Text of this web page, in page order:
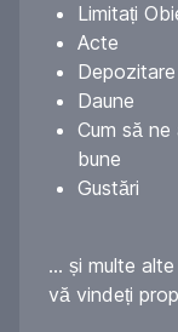
Limitați
Acte
Depozitare
Daune
Cum să
bune
Gustări
... și multe
vă vindeți